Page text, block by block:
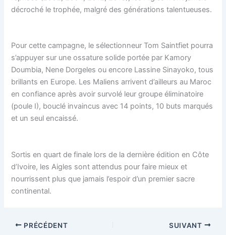
décroché le trophée, malgré des générations talentueuses.
Pour cette campagne, le sélectionneur Tom Saintfiet pourra
s’appuyer sur une ossature solide portée par Kamory
Doumbia, Nene Dorgeles ou encore Lassine Sinayoko, tous
brillants en Europe. Les Maliens arrivent d’ailleurs au Maroc
en confiance après avoir survolé leur groupe éliminatoire
(poule I), bouclé invaincus avec 14 points, 10 buts marqués
et un seul encaissé.
Sortis en quart de finale lors de la dernière édition en Côte
d’Ivoire, les Aigles sont attendus pour faire mieux et
nourrissent plus que jamais l’espoir d’un premier sacre
continental.
PRÉCÉDENT SUIVANT